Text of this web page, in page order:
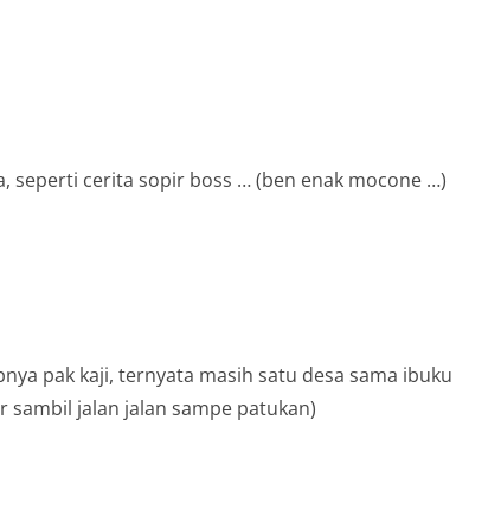
seperti cerita sopir boss … (ben enak mocone …)
pak kaji, ternyata masih satu desa sama ibuku
sambil jalan jalan sampe patukan)